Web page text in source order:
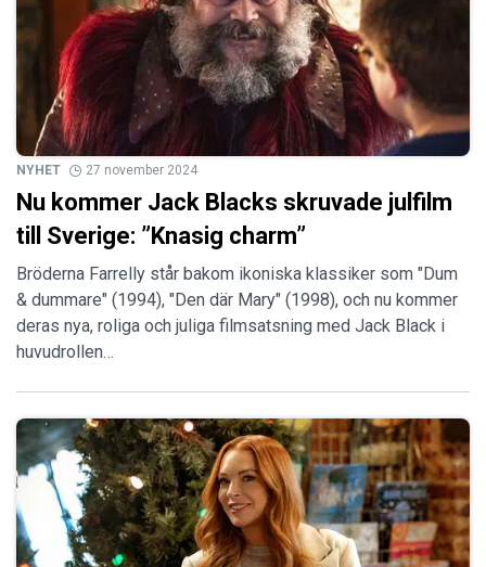
NYHET 27 november 2024
Nu kommer Jack Blacks skruvade julfilm
till Sverige: ”Knasig charm”
Bröderna Farrelly står bakom ikoniska klassiker som "Dum
& dummare" (1994), "Den där Mary" (1998), och nu kommer
deras nya, roliga och juliga filmsatsning med Jack Black i
huvudrollen…